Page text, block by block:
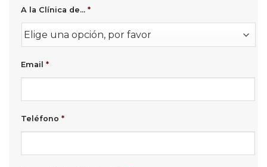
A la Clínica de... *
Email *
Teléfono *